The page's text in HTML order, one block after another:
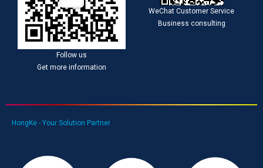
Follow us
Get more information
WeChat Customer Service
Business consulting
HongKe - Your Solution Partner